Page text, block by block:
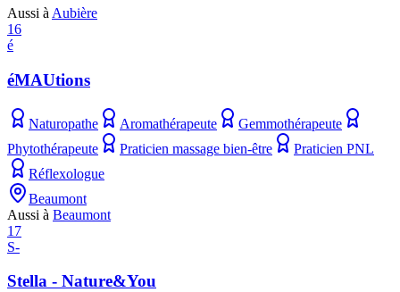
Aussi à Aubière
16
é
éMAUtions
Naturopathe Aromathérapeute
Gemmothérapeute
Phytothérapeute
Praticien massage bien-être
Praticien PNL
Réflexologue
Beaumont
Aussi à Beaumont
17
S-
Stella - Nature&You